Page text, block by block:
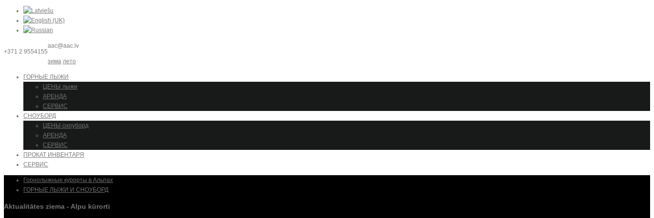
+371 2 9554155
aac@aac.lv
зима лето
ГОРНЫЕ ЛЫЖИ
ЦЕНЫ лыжи
АРЕНДА
СЕРВИС
СНОУБОРД
ЦЕНЫ сноуборд
АРЕНДА
СЕРВИС
ПРОКАТ ИНВЕНТАРЯ
СЕРВИС
Горнолыжные курорты в Альпах
ГОРНЫЕ ЛЫЖИ И СНОУБОРД
Aktualitātes ziema - Alpu kūrorti